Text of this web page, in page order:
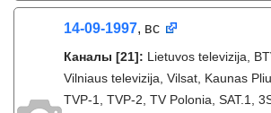
14-09-1997, вс
Каналы [21]: Lietuvos televizija,
Vilniaus televizija, Vilsat, Kaunas
TVP-1, TVP-2, TV Polonia, SAT.1,